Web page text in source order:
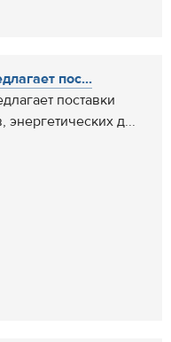
пос...
поставки
д...